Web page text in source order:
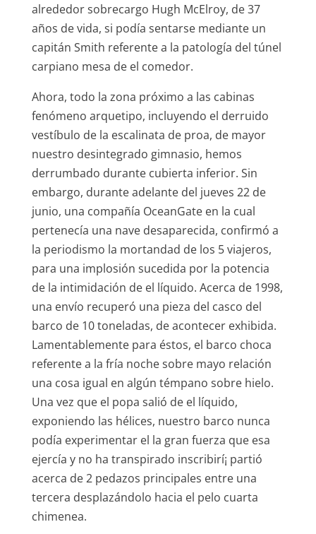
alrededor sobrecargo Hugh McElroy, de 37
años de vida, si podía sentarse mediante un
capitán Smith referente a la patologí­a del túnel
carpiano mesa de el comedor.
Ahora, todo la zona próximo a las cabinas
fenómeno arquetipo, incluyendo el derruido
vestíbulo de la escalinata de proa, de mayor
nuestro desintegrado gimnasio, hemos
derrumbado durante cubierta inferior. Sin
embargo, durante adelante del jueves 22 de
junio, una compañía OceanGate en la cual
pertenecía una nave desaparecida, confirmó a
la periodismo la mortandad de los 5 viajeros,
para una implosión sucedida por la potencia
de la intimidación de el líquido. Acerca de 1998,
una envío recuperó una pieza del casco del
barco de 10 toneladas, de acontecer exhibida.
Lamentablemente para éstos, el barco choca
referente a la fría noche sobre mayo relación
una cosa igual en algún témpano sobre hielo.
Una vez que el popa salió de el líquido,
exponiendo las hélices, nuestro barco nunca
podía experimentar el la gran fuerza que esa
ejercía y no ha transpirado inscribirí¡ partió
acerca de 2 pedazos principales entre una
tercera desplazándolo hacia el pelo cuarta
chimenea.